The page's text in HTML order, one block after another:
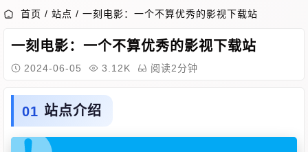
首页 / 站点 / 一刻电影：一个不算优秀的影视下载站
一刻电影：一个不算优秀的影视下载站
2024-06-05 3.12K 阅读2分钟
站点介绍